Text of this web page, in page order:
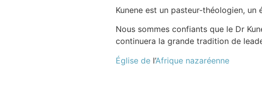
Kunene est un pasteur-théologien,
Nous sommes confiants que le Dr
continuera la grande tradition de
Église del’Afrique nazaréenne